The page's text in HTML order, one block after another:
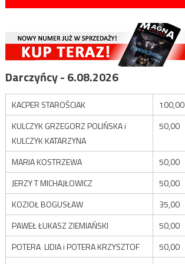
Darczyńcy - 6.08.2026
KACPER STAROŚCIAK
100,00
KULCZYK GRZEGORZ POLIŃSKA i
KULCZYK KATARZYNA
50,00
MARIA KOSTRZEWA
50,00
JERZY T MICHAJŁOWICZ
50,00
KOZIOŁ BOGUSŁAW
35,00
PAWEŁ ŁUKASZ ZIEMIAŃSKI
50,00
POTERA LIDIA i POTERA KRZYSZTOF
50,00